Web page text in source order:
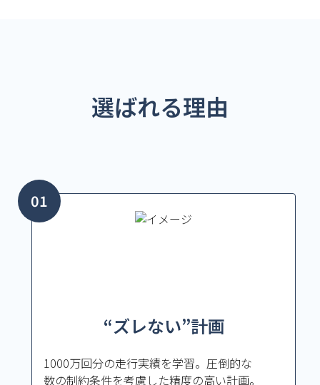
選ばれる理由
“ズレない”計画
1000万回分の走行実績を学習。圧倒的な
数の制約条件を考慮した精度の高い計画。